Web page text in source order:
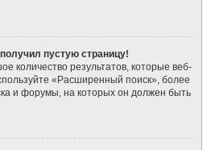
пустую страницу!
количество результатов, которые веб-
«Расширенный поиск», более
и форумы, на которых он должен быть